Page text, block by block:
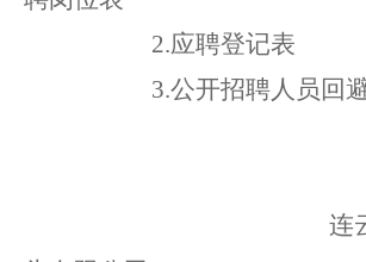
2.应聘登记表
3.公开招聘人员回
连